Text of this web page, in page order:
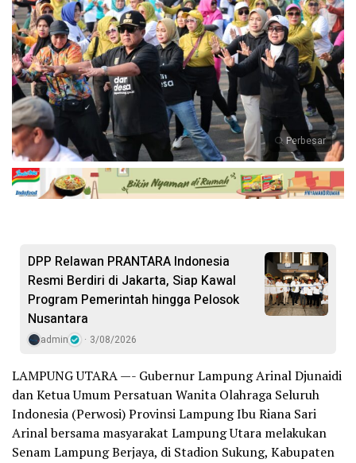
Perbesar
DPP Relawan PRANTARA Indonesia
Resmi Berdiri di Jakarta, Siap Kawal
Program Pemerintah hingga Pelosok
Nusantara
admin 3/08/2026
LAMPUNG UTARA —- Gubernur Lampung Arinal Djunaidi
dan Ketua Umum Persatuan Wanita Olahraga Seluruh
Indonesia (Perwosi) Provinsi Lampung Ibu Riana Sari
Arinal bersama masyarakat Lampung Utara melakukan
Senam Lampung Berjaya, di Stadion Sukung, Kabupaten